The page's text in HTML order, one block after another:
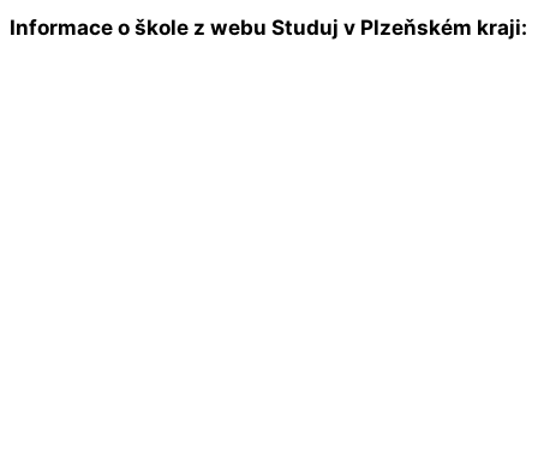
Informace o škole z webu Studuj v Plzeňském kraji: